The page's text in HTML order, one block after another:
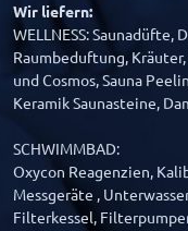
Wir liefern:
WELLNESS:
Raumbeduftung,
und Cosmos, Sauna
Keramik Saunasteine,
SCHWIMMBAD:
Oxycon Reagenzien,
Messgeräte ,
Filterkessel,